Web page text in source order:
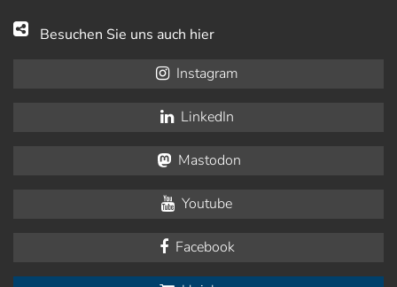
Besuchen Sie uns auch hier
Instagram
LinkedIn
Mastodon
Youtube
Facebook